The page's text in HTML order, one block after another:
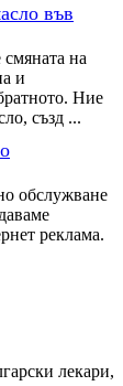
във
на
и
Ние
създ ...
обслужване
реклама.
лекари,